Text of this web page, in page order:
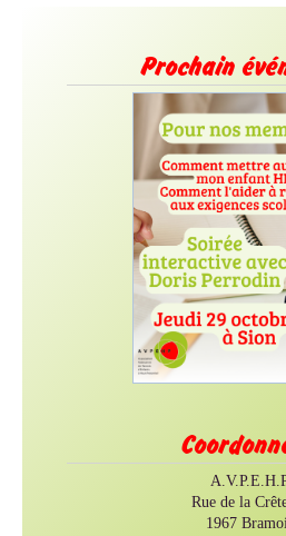
Prochain
Rue de la
1967